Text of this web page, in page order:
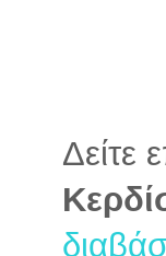
Δείτε